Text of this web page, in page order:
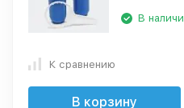
В
К сравнению
В корзину